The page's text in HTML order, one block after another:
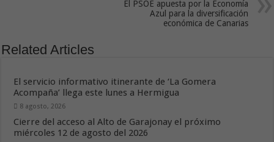
El PSOE apuesta por la Economía
Azul para la diversificación
económica de Canarias
Related Articles
El servicio informativo itinerante de ‘La Gomera
Acompaña’ llega este lunes a Hermigua
8 agosto, 2026
Cierre del acceso al Alto de Garajonay el próximo
miércoles 12 de agosto del 2026